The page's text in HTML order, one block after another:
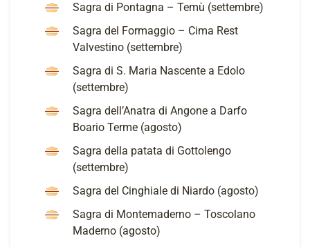
Sagra di Pontagna – Temù (settembre)
Sagra del Formaggio – Cima Rest
Valvestino (settembre)
Sagra di S. Maria Nascente a Edolo
(settembre)
Sagra dell’Anatra di Angone a Darfo
Boario Terme (agosto)
Sagra della patata di Gottolengo
(settembre)
Sagra del Cinghiale di Niardo (agosto)
Sagra di Montemaderno – Toscolano
Maderno (agosto)